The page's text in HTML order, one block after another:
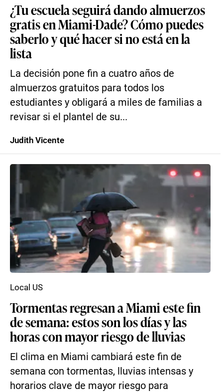
¿Tu escuela seguirá dando almuerzos
gratis en Miami-Dade? Cómo puedes
saberlo y qué hacer si no está en la
lista
La decisión pone fin a cuatro años de
almuerzos gratuitos para todos los
estudiantes y obligará a miles de familias a
revisar si el plantel de su...
Judith Vicente
Tormentas regresan a Miami este fin
de semana: estos son los días y las
horas con mayor riesgo de lluvias
El clima en Miami cambiará este fin de
semana con tormentas, lluvias intensas y
horarios clave de mayor riesgo para
Local US